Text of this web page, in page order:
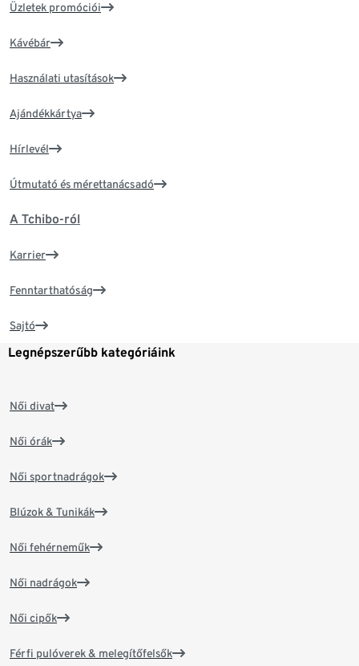
Üzletek promóciói
Kávébár
Használati utasítások
Ajándékkártya
Hírlevél
Útmutató és mérettanácsadó
A Tchibo-ról
Karrier
Fenntarthatóság
Sajtó
Legnépszerűbb kategóriáink
Női divat
Női órák
Női sportnadrágok
Blúzok & Tunikák
Női fehérneműk
Női nadrágok
Női cipők
Férfi pulóverek & melegítőfelsők